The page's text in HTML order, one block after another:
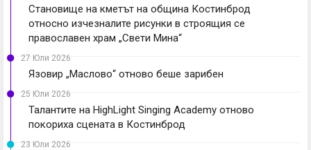
Становище на кметът на община Костинброд
относно изчезналите рисунки в строящия се
православен храм „Свети Мина“
27 Юли 2026
Язовир „Маслово“ отново беше зарибен
25 Юли 2026
Талантите на HighLight Singing Academy отново
покориха сцената в Костинброд
23 Юли 2026